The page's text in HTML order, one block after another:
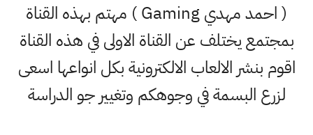
( احمد مهدي Gaming ) مهتم بهذه القناة
بمجتمع يختلف عن القناة الاولى في هذه القناة
اقوم بنشر الالعاب الالكترونية بكل انواعها اسعى
لزرع البسمة في وجوهكم وتغيير جو الدراسة